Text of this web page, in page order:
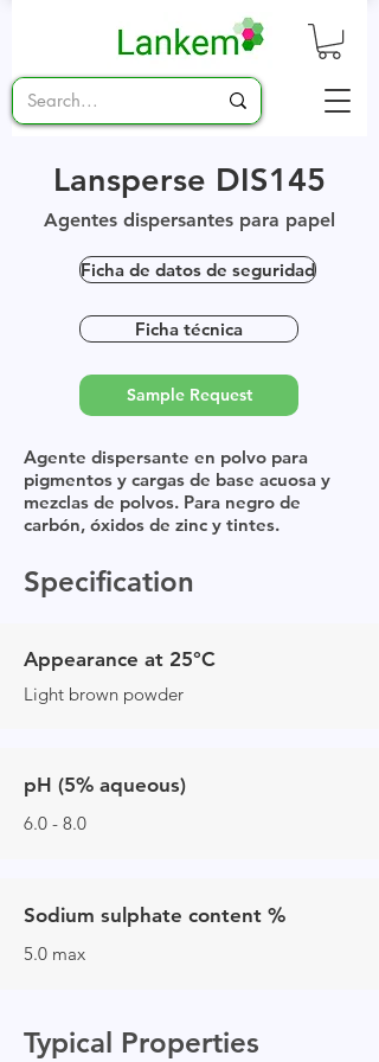
Lansperse DIS145
Agentes dispersantes para papel
Ficha de datos de seguridad
Ficha técnica
Sample Request
Agente dispersante en polvo para
pigmentos y cargas de base acuosa y
mezclas de polvos. Para negro de
carbón, óxidos de zinc y tintes.
Specification
Appearance at 25°C
Light brown powder
pH (5% aqueous)
6.0 - 8.0
Sodium sulphate content %
5.0 max
Typical Properties